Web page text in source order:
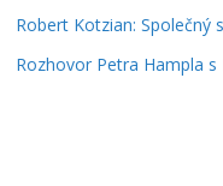
Robert Kotzian:
Rozhovor Petra Hampla